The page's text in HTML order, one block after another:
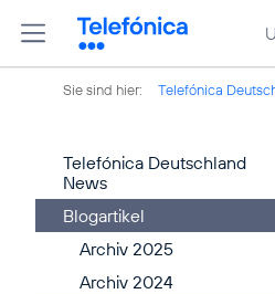
Sie sind hier: Telefónica
Telefónica Deutschland
News
Blogartikel
Archiv 2025
Archiv 2024